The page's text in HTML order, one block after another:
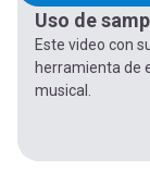
Uso de
Este video con
herramienta de
musical.